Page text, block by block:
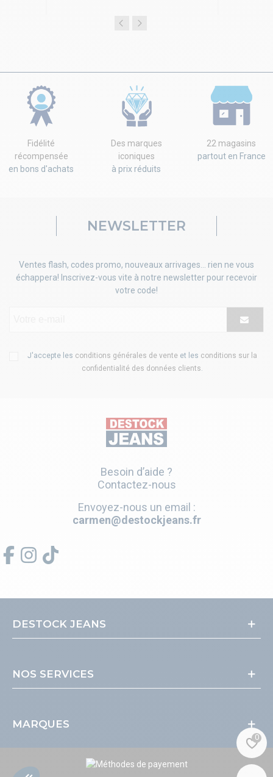
Fidélité
récompensée
en bons d'achats
Des marques
iconiques
à prix réduits
22 magasins
partout en France
NEWSLETTER
Ventes flash, codes promo, nouveaux arrivages... rien ne vous
échappera! Inscrivez-vous vite à notre newsletter pour recevoir
votre code!
J'accepte les conditions générales de vente et les conditions sur la
confidentialité des données clients
Besoin d’aide ?
Contactez-nous
Envoyez-nous un email :
carmen@destockjeans.fr
DESTOCK JEANS
NOS SERVICES
MARQUES
0